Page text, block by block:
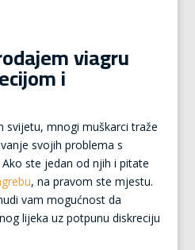
viagru
i
svijetu, mnogi muškarci traže
svojih problema s
ste jedan od njih i pitate
, na pravom ste mjestu.
vam mogućnost da
lijeka uz potpunu diskreciju